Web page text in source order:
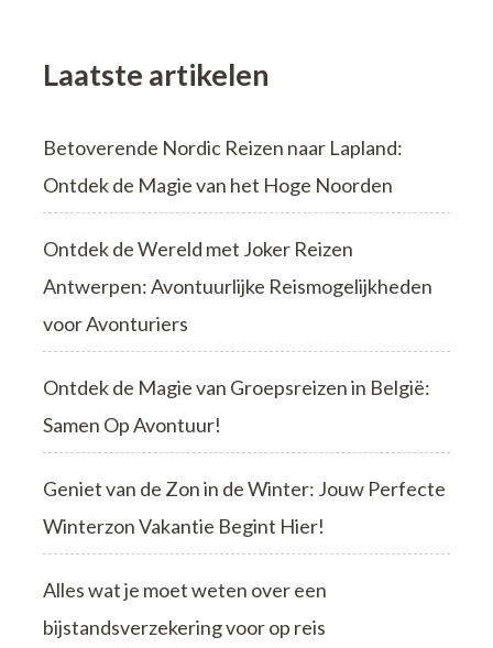
Laatste artikelen
Betoverende Nordic Reizen naar Lapland:
Ontdek de Magie van het Hoge Noorden
Ontdek de Wereld met Joker Reizen
Antwerpen: Avontuurlijke Reismogelijkheden
voor Avonturiers
Ontdek de Magie van Groepsreizen in België:
Samen Op Avontuur!
Geniet van de Zon in de Winter: Jouw Perfecte
Winterzon Vakantie Begint Hier!
Alles wat je moet weten over een
bijstandsverzekering voor op reis